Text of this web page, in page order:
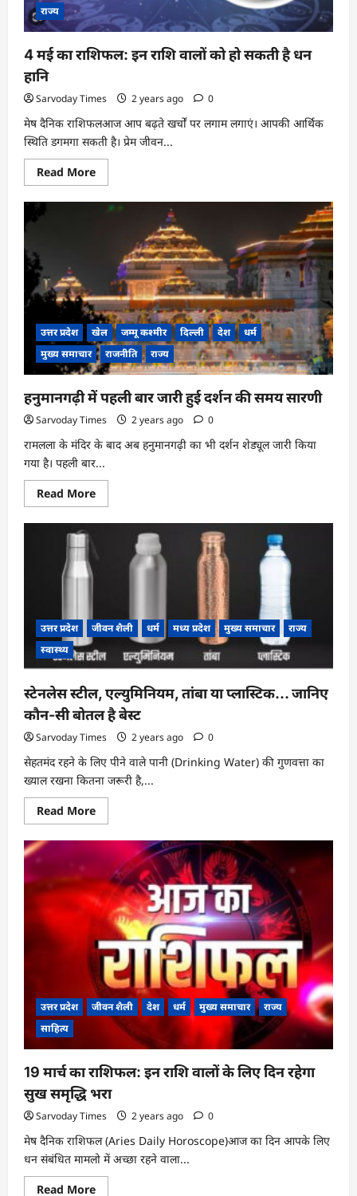
राज्य
4 मई का राशिफल: इन राशि वालों को हो सकती है धन
हानि
Sarvoday Times 2 years ago 0
मेष दैनिक राशिफलआज आप बढ़ते खर्चों पर लगाम लगाएं। आपकी आर्थिक
स्थिति डगमगा सकती है। प्रेम जीवन...
Read MoreRead
more
4
हो
सकती
है
धन
हानि
उत्तर प्रदेश खेल जम्मू कश्मीर दिल्ली देश
धर्म
मुख्य समाचार
राजनीति राज्य
हनुमानगढ़ी में पहली बार जारी हुई दर्शन की समय सारणी
Sarvoday Times 2 years ago 0
रामलला के मंदिर के बाद अब हनुमानगढ़ी का भी दर्शन शेड्यूल जारी किया
गया है। पहली बार...
Read MoreRead
more
हनुमानगढ़ी
पहली
बार
सारणी
उत्तर प्रदेश जीवन शैली धर्म मध्य प्रदेश मुख्य समाचार
राज्य
स्वास्थ्य
स्टेनलेस स्टील, एल्युमिनियम, तांबा या प्लास्टिक… जानिए
कौन-सी बोतल है बेस्ट
Sarvoday Times 2 years ago 0
सेहतमंद रहने के लिए पीने वाले पानी (Drinking Water) की गुणवत्ता का
ख्याल रखना कितना जरूरी है,...
Read MoreRead
more
स्टेनलेस
स्टील,
एल्युमिनियम,
तांबा
या
प्लास्टिक…
जानिए
कौन-
सी
बोतल
है
बेस्ट
उत्तर प्रदेश जीवन शैली देश धर्म मुख्य समाचार
राज्य
साहित्य
19 मार्च का राशिफल: इन राशि वालों के लिए दिन रहेगा
सुख समृद्धि भरा
Sarvoday Times 2 years ago 0
मेष दैनिक राशिफल (Aries Daily Horoscope)आज का दिन आपके लिए
धन संबंधित मामलो में अच्छा रहने वाला...
Read MoreRead